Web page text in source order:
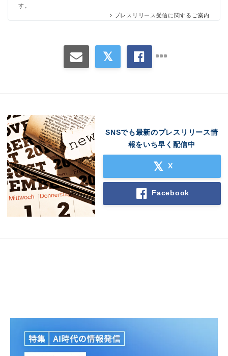
す。
プレスリリース受信に関するご案内
SNSでも最新のプレスリリース情
報をいち早く配信中
X
Facebook